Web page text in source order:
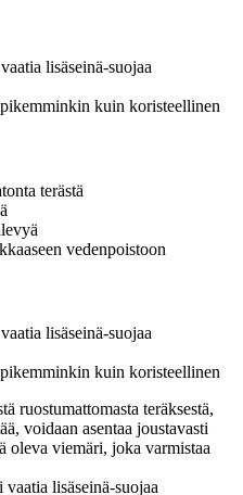
lisäseinä-suojaa
kuin koristeellinen
terästä
vedenpoistoon
lisäseinä-suojaa
kuin koristeellinen
ruostumattomasta teräksestä,
voidaan asentaa joustavasti
oleva viemäri, joka varmistaa
lisäseinä-suojaa